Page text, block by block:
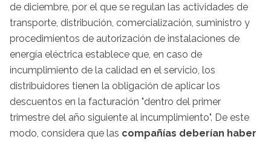
de diciembre, por el que se regulan las actividades de
transporte, distribución, comercialización, suministro y
procedimientos de autorización de instalaciones de
energía eléctrica establece que, en caso de
incumplimiento de la calidad en el servicio, los
distribuidores tienen la obligación de aplicar los
descuentos en la facturación "dentro del primer
trimestre del año siguiente al incumplimiento". De este
modo, considera que las compañías deberían haber